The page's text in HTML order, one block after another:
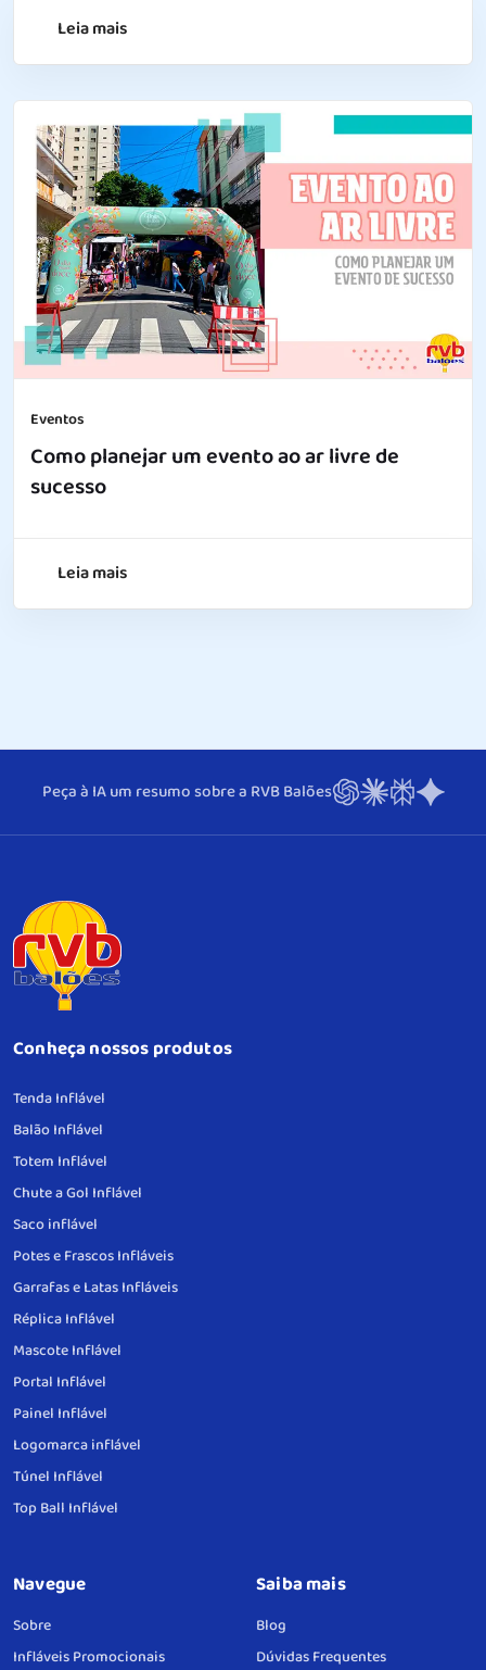
Leia mais
Eventos
Como planejar um evento ao ar livre de
sucesso
Leia mais
Peça à IA um resumo sobre a RVB Balões
Conheça nossos produtos
Tenda Inflável
Balão Inflável
Totem Inflável
Chute a Gol Inflável
Saco inflável
Potes e Frascos Infláveis
Garrafas e Latas Infláveis
Réplica Inflável
Mascote Inflável
Portal Inflável
Painel Inflável
Logomarca inflável
Túnel Inflável
Top Ball Inflável
Navegue
Sobre
Infláveis Promocionais
Saiba mais
Blog
Dúvidas Frequentes